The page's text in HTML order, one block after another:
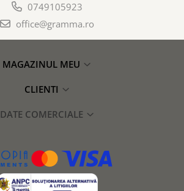
0749105923
office@gramma.ro
MAGAZINUL MEU
CLIENTI
DATE COMERCIALE